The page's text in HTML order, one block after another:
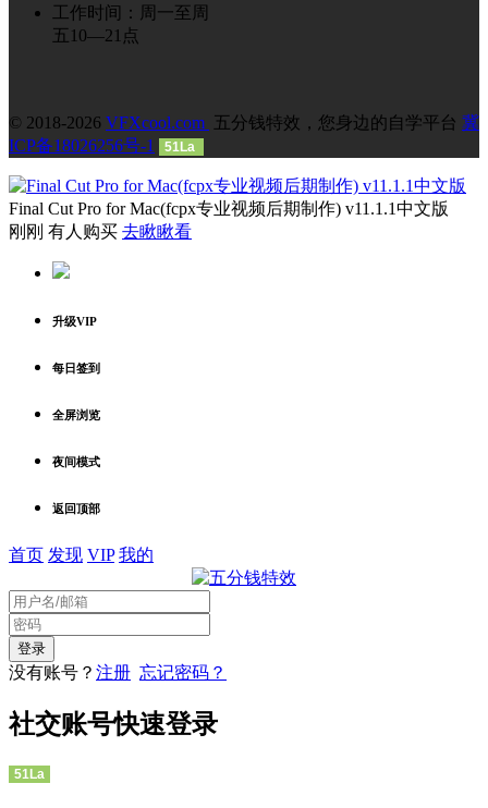
工作时间：周一至周
五10—21点
© 2018-2026 VFXcool.com 五分钱特效，您身边的自学平台 冀
ICP备18026256号-1
51La
Final Cut Pro for Mac(fcpx专业视频后期制作) v11.1.1中文版
刚刚 有人购买 去瞅瞅看
升级VIP
每日签到
全屏浏览
夜间模式
返回顶部
首页 发现 VIP 我的
没有账号？ 注册 忘记密码？
社交账号快速登录
51La